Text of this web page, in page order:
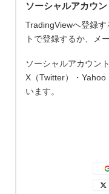
ソーシャルアカウ
TradingViewへ登録
トで登録するか、メ
ソーシャルアカウン
X（Twitter）・
います。